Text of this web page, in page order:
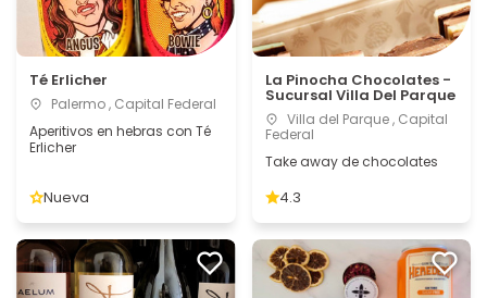
Té Erlicher
Palermo , Capital Federal
Aperitivos en hebras con Té
Erlicher
Nueva
La Pinocha Chocolates -
Sucursal Villa Del Parque
Villa del Parque , Capital
Federal
Take away de chocolates
4.3